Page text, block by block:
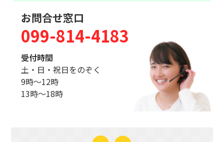
お問合せ窓口
099-814-4183
受付時間
土・日・祝日をのぞく
9時〜12時
13時〜18時